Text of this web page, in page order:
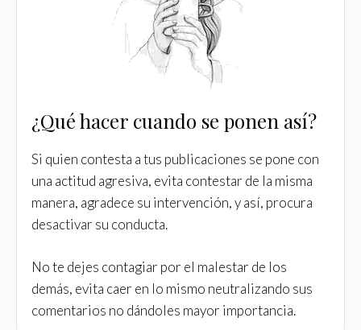
¿Qué hacer cuando se ponen así?
Si quien contesta a tus publicaciones se pone con
una actitud agresiva, evita contestar de la misma
manera, agradece su intervención, y así, procura
desactivar su conducta.
No te dejes contagiar por el malestar de los
demás, evita caer en lo mismo neutralizando sus
comentarios no dándoles mayor importancia.